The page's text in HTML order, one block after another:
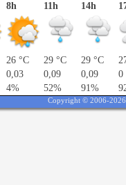
8h
26 °C
0,03
4%
11h
29 °C
0,09
52%
14h
29 °C
0,09
91%
0
Copyright © 2006-